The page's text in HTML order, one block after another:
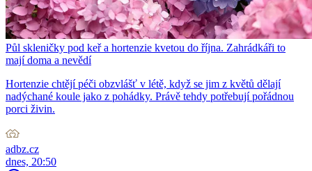
Půl skleničky pod keř a hortenzie kvetou do října. Zahrádkáři to
mají doma a nevědí
Hortenzie chtějí péči obzvlášť v létě, když se jim z květů dělají
nadýchané koule jako z pohádky. Právě tehdy potřebují pořádnou
porci živin.
adbz.cz
dnes, 20:50